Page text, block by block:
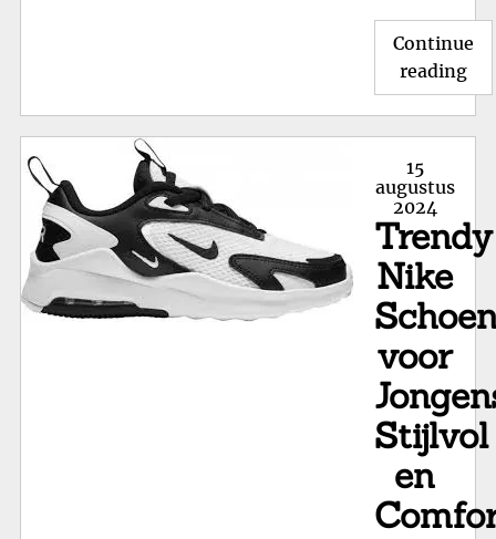
Continue
reading
en
Posted
on
15
augustus
2024
Trendy
Nike
voor
Stijlvol
en